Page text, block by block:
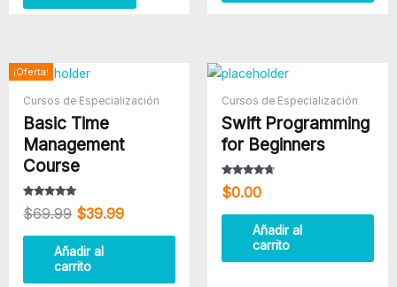
¡Oferta!
Cursos de Especialización
Basic Time
Management
Course
Valorado con
5.00
$69.99
El
original
era:
$69.99.
$39.99
actual
$39.99.
Añadir al
carrito
Cursos de Especialización
Swift Programming
for Beginners
Valorado
con
de 5
$0.00
Añadir al
carrito